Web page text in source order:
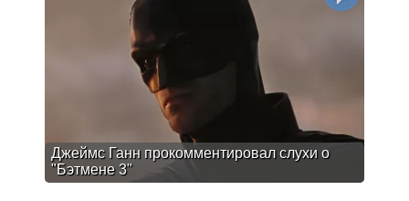
Джеймс Ганн прокомментировал слухи о
"Бэтмене 3"